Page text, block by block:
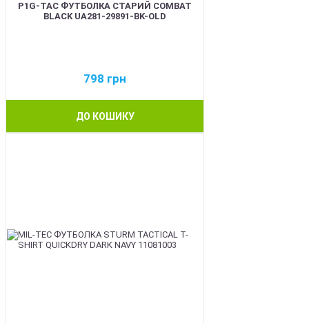
P1G-TAC ФУТБОЛКА СТАРИЙ COMBAT
BLACK UA281-29891-BK-OLD
798 грн
ДО КОШИКУ